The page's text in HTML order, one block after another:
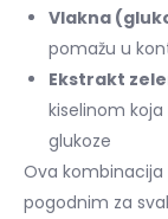
Vlakna
pomažu u
Ekstrakt
kiselinom
glukoze
Ova kombinacija
pogodnim za